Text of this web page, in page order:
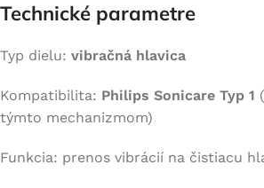
Technické parametre
Typ dielu: vibračná hlavica
Kompatibilita: Philips Sonicare Typ 1
týmto mechanizmom)
Funkcia: prenos vibrácií na čistiacu